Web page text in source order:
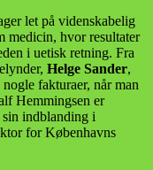
let på videnskabelig
medicin, hvor resultater
i uetisk retning. Fra
Helge Sander,
fakturaer, når man
Hemmingsen er
indblanding i
for Københavns